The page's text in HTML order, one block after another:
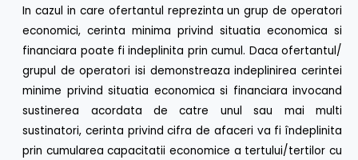
In cazul in care ofertantul reprezinta un grup de operatori
economici, cerinta minima privind situatia economica si
financiara poate fi indeplinita prin cumul. Daca ofertantul/
grupul de operatori isi demonstreaza indeplinirea cerintei
minime privind situatia economica si financiara invocand
sustinerea acordata de catre unul sau mai multi
sustinatori, cerinta privind cifra de afaceri va fi îndeplinita
prin cumularea capacitatii economice a tertului/tertilor cu